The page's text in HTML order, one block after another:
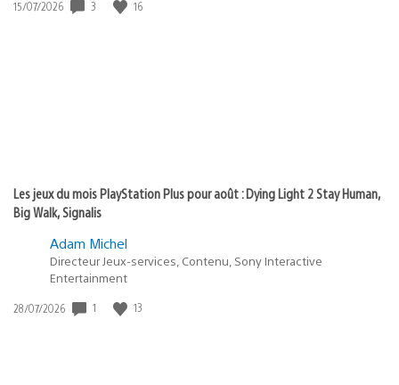
Date
15/07/2026 3 16
Les jeux du mois PlayStation Plus pour août : Dying Light 2 Stay Human,
Big Walk, Signalis
Adam Michel
Directeur Jeux-services, Contenu, Sony Interactive
Entertainment
Date
28/07/2026 1 13